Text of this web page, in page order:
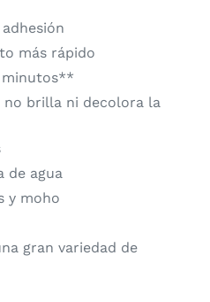
más rápido
minutos**
no brilla ni decolora la
de agua
y moho
gran variedad de